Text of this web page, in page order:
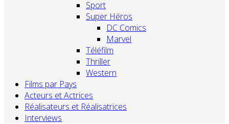
Sport
Super Héros
DC Comics
Marvel
Téléfilm
Thriller
Western
Films par Pays
Acteurs et Actrices
Réalisateurs et Réalisatrices
Interviews